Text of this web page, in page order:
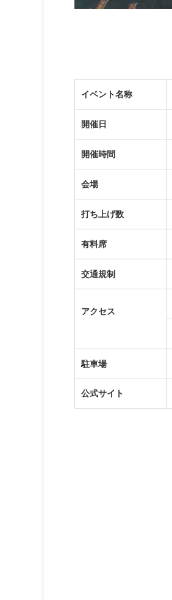
イベント名称
開催日
開催時間
会場
打ち上げ数
有料席
交通規制
アクセス
駐車場
公式サイト